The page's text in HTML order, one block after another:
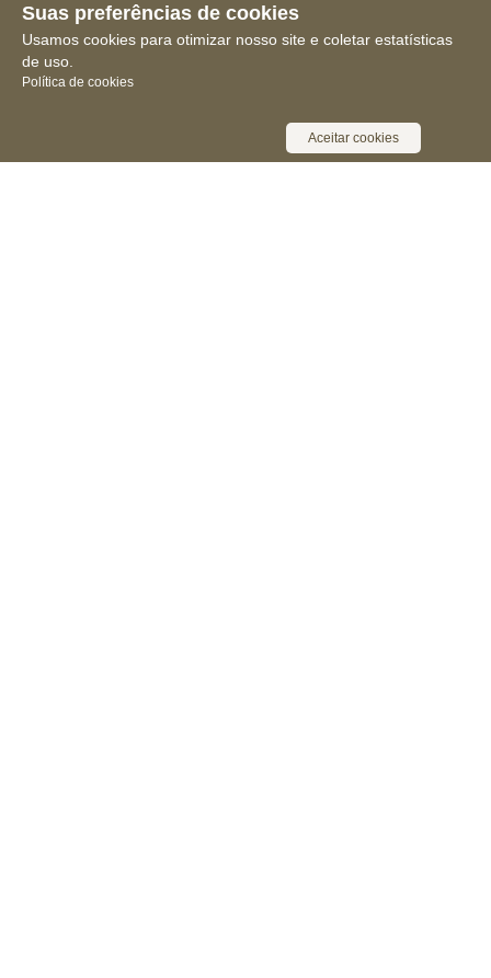
Suas preferências de cookies
Usamos cookies para otimizar nosso site e coletar estatísticas
de uso.
Política de cookies
Aceitar cookies